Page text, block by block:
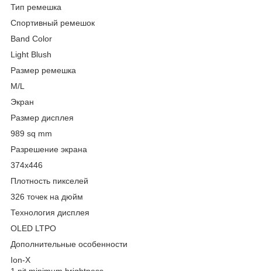
Тип ремешка
Спортивный ремешок
Band Color
Light Blush
Размер ремешка
M/L
Экран
Размер дисплея
989 sq mm
Разрешение экрана
374x446
Плотность пикселей
326 точек на дюйм
Технология дисплея
OLED LTPO
Дополнительные особенности
Ion-X